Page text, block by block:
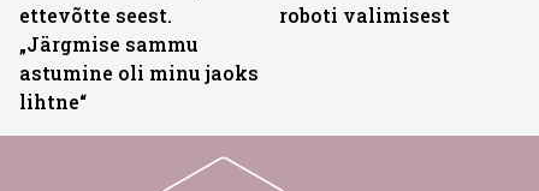
ettevõtte seest.
„Järgmise sammu
astumine oli minu jaoks
lihtne“
roboti valimisest